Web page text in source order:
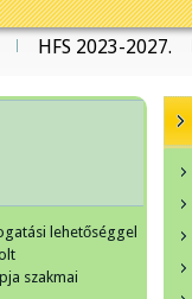
HFS 2023-2027.
lehetőséggel
szakmai